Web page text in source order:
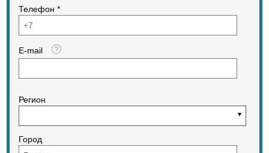
Телефон *
E-mail
Регион
Город